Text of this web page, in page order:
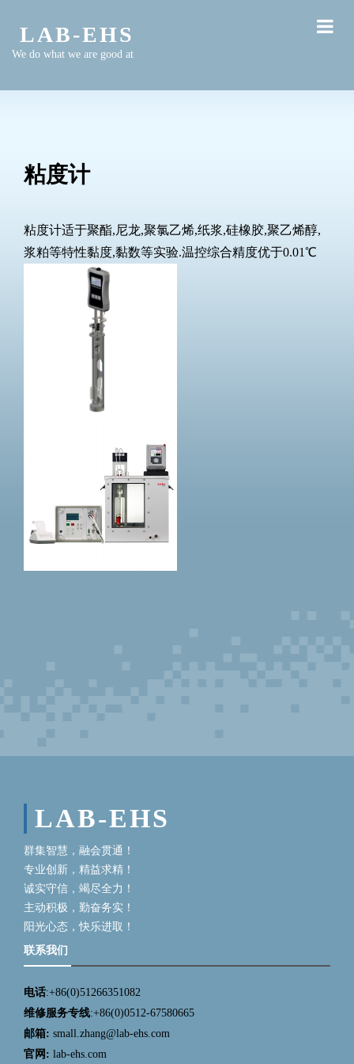
LAB-EHS
We do what we are good at
粘度计
粘度计适于聚酯,尼龙,聚氯乙烯,纸浆,硅橡胶,聚乙烯醇,
浆粕等特性黏度,黏数等实验.温控综合精度优于0.01℃
LAB-EHS
群集智慧，融会贯通！
专业创新，精益求精！
诚实守信，竭尽全力！
主动积极，勤奋务实！
阳光心态，快乐进取！
联系我们
电话:+86(0)51266351082
维修服务专线:+86(0)0512-67580665
邮箱: small.zhang@lab-ehs.com
官网: lab-ehs.com